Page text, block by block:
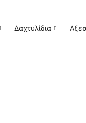
Δαχτυλίδια